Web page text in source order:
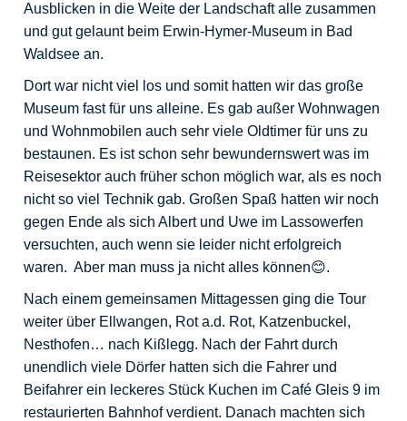
Ausblicken in die Weite der Landschaft alle zusammen
und gut gelaunt beim Erwin-Hymer-Museum in Bad
Waldsee an.
Dort war nicht viel los und somit hatten wir das große
Museum fast für uns alleine. Es gab außer Wohnwagen
und Wohnmobilen auch sehr viele Oldtimer für uns zu
bestaunen. Es ist schon sehr bewundernswert was im
Reisesektor auch früher schon möglich war, als es noch
nicht so viel Technik gab. Großen Spaß hatten wir noch
gegen Ende als sich Albert und Uwe im Lassowerfen
versuchten, auch wenn sie leider nicht erfolgreich
waren. Aber man muss ja nicht alles können😊.
Nach einem gemeinsamen Mittagessen ging die Tour
weiter über Ellwangen, Rot a.d. Rot, Katzenbuckel,
Nesthofen… nach Kißlegg. Nach der Fahrt durch
unendlich viele Dörfer hatten sich die Fahrer und
Beifahrer ein leckeres Stück Kuchen im Café Gleis 9 im
restaurierten Bahnhof verdient. Danach machten sich